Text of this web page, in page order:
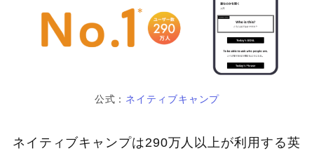
公式： ネイティブキャンプ
ネイティブキャンプは290万人以上が利用する英